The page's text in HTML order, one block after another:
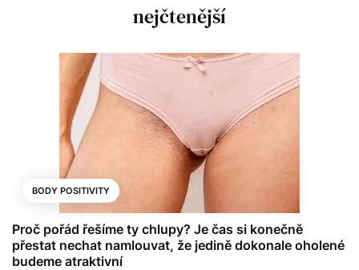
nejčtenější
BODY POSITIVITY
Proč pořád řešíme ty chlupy? Je čas si konečně
přestat nechat namlouvat, že jedině dokonale oholené
budeme atraktivní